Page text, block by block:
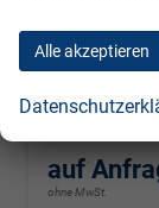
unverbindliche
auf
ohne MwSt.
Alle akzeptieren